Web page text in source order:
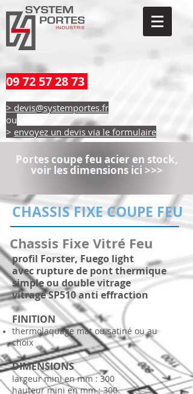
09 72 57 28 73
> devis@systemportes.fr
ou
> envoyez un devis via le formulaire
Portes coupe feu acier en stock,
voir les dimensions ici >>>
CHASSIS FIXE COUPE FEU
Chassis Fixe Vitré Feu
profil Forster, Fuego light
avec rupture de pont thermique
simple ou double vitrage
vitrage SP510 anti effraction
FINITION
thermolaquage mat ou satiné ou au
choix
DIMENSIONS
largeur mini en mm : 300
hauteur mini en mm : 300